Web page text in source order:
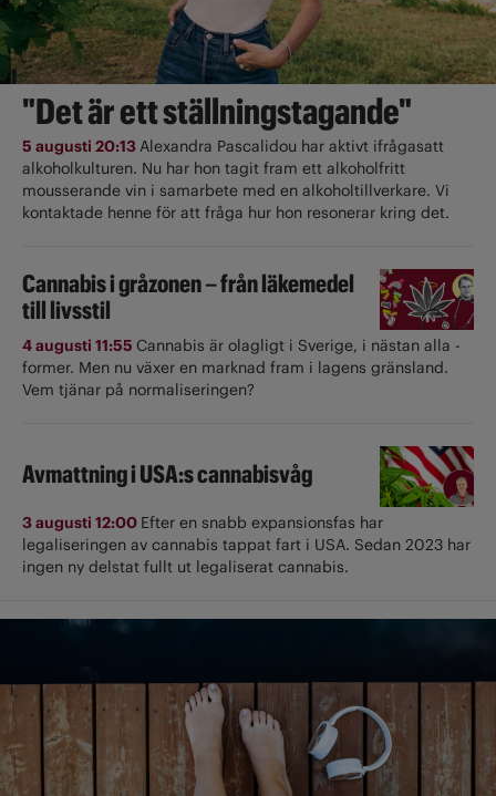
"Det är ett ställningstagande"
5 augusti 20:13Alexandra Pascalidou har aktivt ifrågasatt
alkoholkulturen. Nu har hon tagit fram ett alkoholfritt
mousserande vin i samarbete med en alkoholtillverkare. Vi
kontaktade henne för att fråga hur hon resonerar kring det.
Cannabis i gråzonen – från läkemedel
till livsstil
4 augusti 11:55 Cannabis är olagligt i ­Sverige, i nästan alla ­
former. Men nu växer en marknad fram i lagens gränsland.
Vem tjänar på normaliseringen?
Avmattning i USA:s cannabisvåg
3 augusti 12:00 Efter en snabb expansionsfas har
legaliseringen av cannabis tappat fart i USA. Sedan 2023 har
ingen ny delstat fullt ut ­legaliserat cannabis.